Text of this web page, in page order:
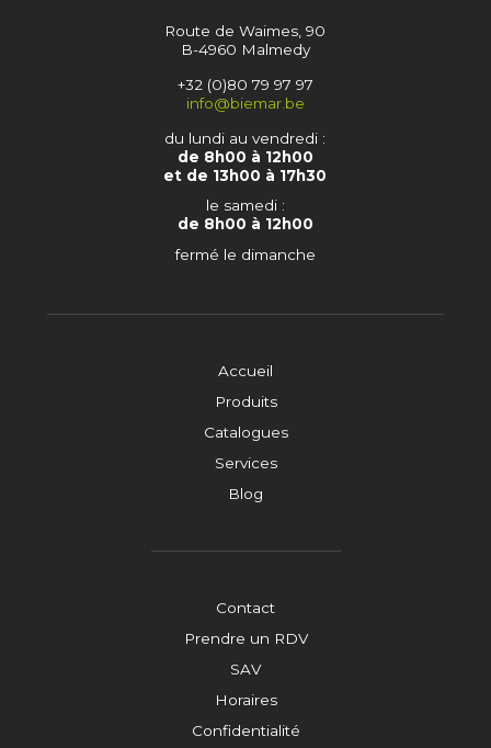
Accueil
Produits
Catalogues
Services
Blog
Contact
Prendre un RDV
SAV
Horaires
Confidentialité
Route de Waimes, 90
B-4960 Malmedy
+32 (0)80 79 97 97
info@biemar.be
du lundi au vendredi :
de 8h00 à 12h00
et de 13h00 à 17h30
le samedi :
de 8h00 à 12h00
fermé le dimanche